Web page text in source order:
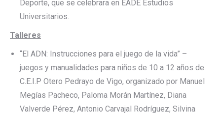
Deporte, que se celebrara en EADE Estudios
Universitarios.
Talleres
“El ADN: Instrucciones para el juego de la vida” –
juegos y manualidades para niños de 10 a 12 años de
C.E.I.P Otero Pedrayo de Vigo, organizado por Manuel
Megías Pacheco, Paloma Morán Martínez, Diana
Valverde Pérez, Antonio Carvajal Rodríguez, Silvina